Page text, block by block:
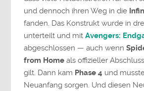
und dennoch ihren Weg in die
fanden. Das Konstrukt wurde in
unterteilt und mitAvengers:
abgeschlossen — auch wenn
from Home als offizieller
gilt. Dann kam Phase 4 und
Neuanfang sorgen. Und diesen